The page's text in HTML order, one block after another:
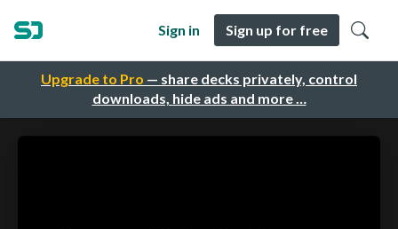
Upgrade to Pro — share decks privately, control
downloads, hide ads and more …
Sign in Sign up for free